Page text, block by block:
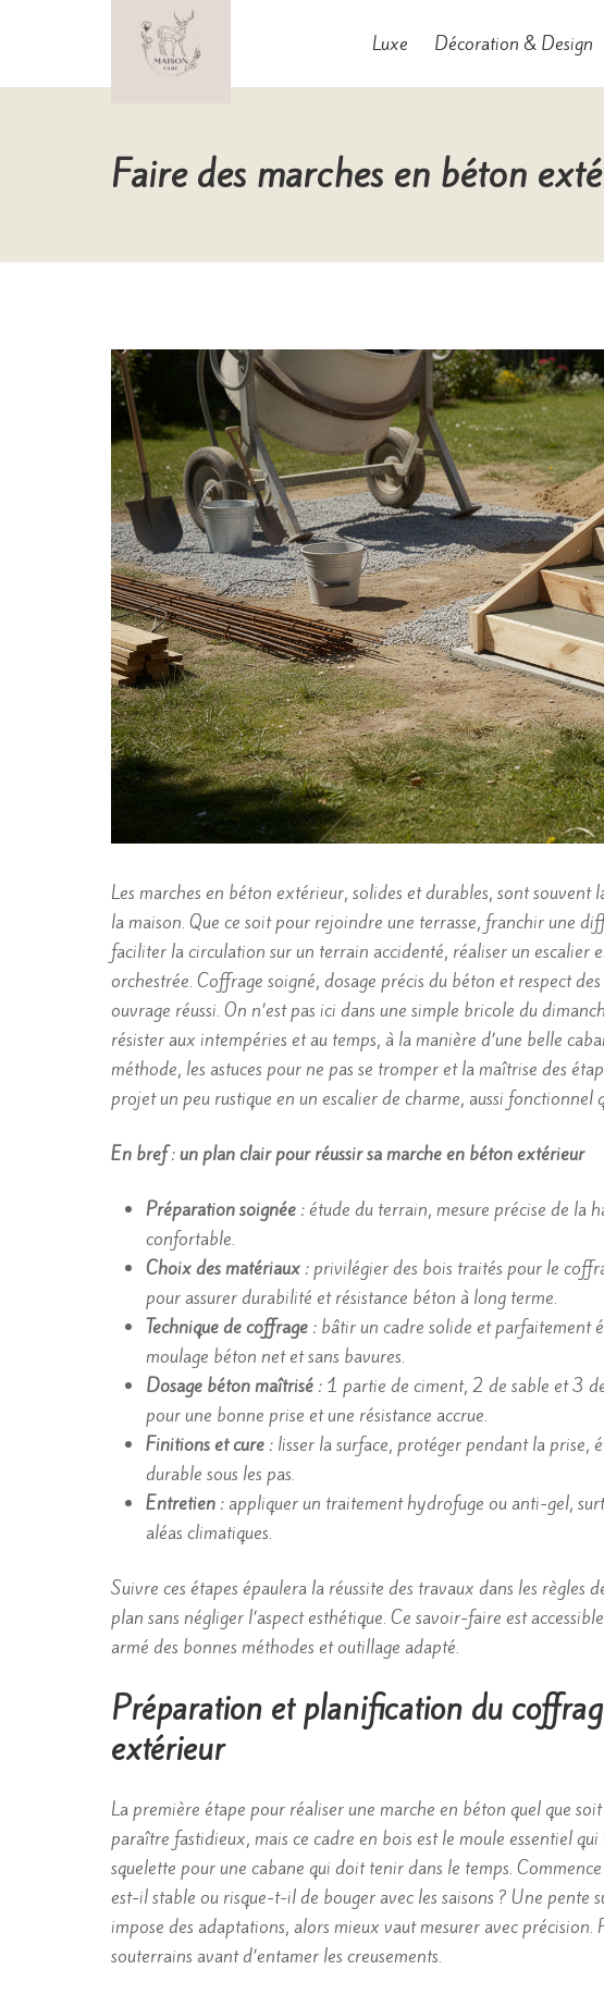
Luxe Décoration & Design
Faire des marches en béton
Les marches en béton extérieur, solides et durables, sont souvent
la maison. Que ce soit pour rejoindre une terrasse, franchir une
faciliter la circulation sur un terrain accidenté, réaliser un
orchestrée. Coffrage soigné, dosage précis du béton et respect
ouvrage réussi. On n’est pas ici dans une simple bricole du
résister aux intempéries et au temps, à la manière d’une belle
méthode, les astuces pour ne pas se tromper et la maîtrise des
projet un peu rustique en un escalier de charme, aussi fonctionnel
En bref : un plan clair pour réussir sa marche en béton extérieur
Préparation soignée :étude du terrain, mesure précise de la
confortable.
Choix des matériaux :privilégier des bois traités pour le
pour assurer durabilité et résistance béton à long terme.
Technique de coffrage : bâtir un cadre solide et parfaitement
moulage béton net et sans bavures.
Dosage béton maîtrisé : 1 partie de ciment, 2 de sable et 3
pour une bonne prise et une résistance accrue.
Finitions et cure : lisser la surface, protéger pendant la prise,
durable sous les pas.
Entretien : appliquer un traitement hydrofuge ou anti-gel,
aléas climatiques.
Suivre ces étapes épaulera la réussite des travaux dans les
plan sans négliger l’aspect esthétique. Ce savoir-faire est
armé des bonnes méthodes et outillage adapté.
Préparation et planification du
extérieur
La première étape pour réaliser une marche en béton quel que
paraître fastidieux, mais ce cadre en bois est le moule essentiel
squelette pour une cabane qui doit tenir dans le temps.
est-il stable ou risque-t-il de bouger avec les saisons ? Une
impose des adaptations, alors mieux vaut mesurer avec
souterrains avant d’entamer les creusements.